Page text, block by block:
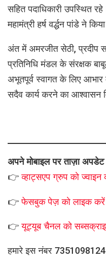
सहित पदाधिकारी उपस्थित
महामंत्री हर्ष वर्द्धन पांडे ने
अंत में अमरजीत सेठी, प्रदीप
प्रतिनिधि मंडल के संरक्षक
अभूतपूर्व स्वागत के लिए
सदैव कार्य करने का आश्वासन
अपने मोबाइल पर ताज़ा
👉व्हाट्सएपग्रुप कोज्वाइन
👉फेसबुक पेज़ को लाइक करें
👉यूट्यूब चैनल को
हमारे इस नंबर